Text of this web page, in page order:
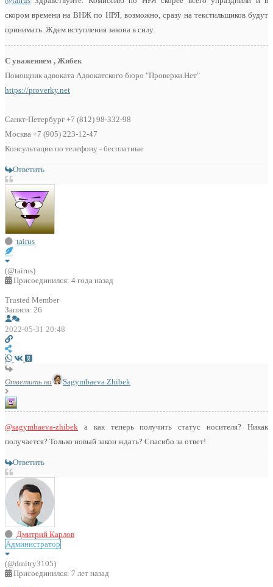
скором времени на ВНЖ по НРЯ, возможно, сразу на текстильщиков будут
принимать. Ждем вступления закона в силу.
С уважением , Жибек
Помощник адвоката Адвокатского бюро "Проверки.Нет"
https://proverky.net
Санкт-Петербург +7 (812) 98-332-98
Москва +7 (905) 223-12-47
Консультации по телефону - бесплатные
Ответить
tairus
(@tairus)
Присоединился: 4 года назад
Trusted Member
Записи: 26
2022-05-31 20:48
Ответить на Sagymbaeva Zhibek
@sagymbaeva-zhibek а как теперь получить статус носителя? Никак
получается? Только новый закон ждать? Спасибо за ответ!
Ответить
Дмитрий Карлов
Администратор
(@dmitry3105)
Присоединился: 7 лет назад